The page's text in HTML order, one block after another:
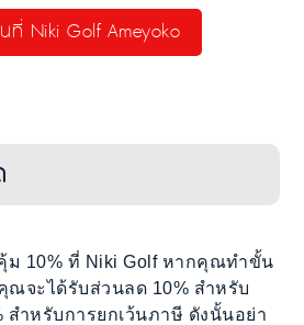
ที่ Niki Golf Ameyoko
ม 10% ที่ Niki Golf หากคุณทำขั้น
ณจะได้รับส่วนลด 10% สำหรับ
สำหรับการยกเว้นภาษี ดังนั้นอย่า